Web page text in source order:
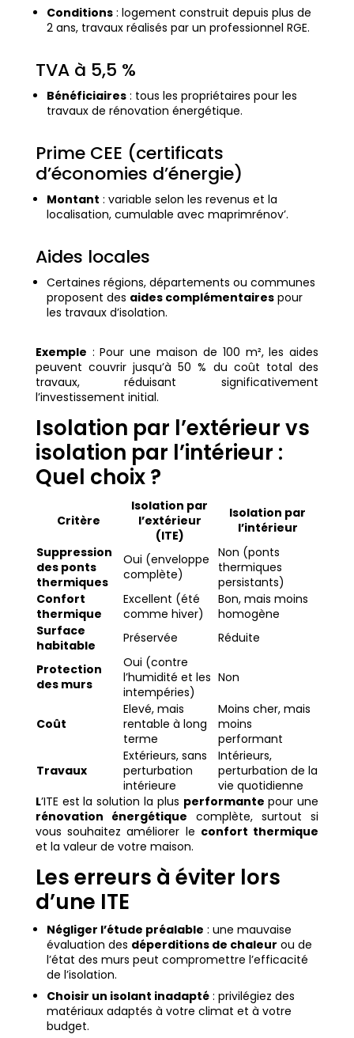
Conditions: logement construit depuis plus de
2 ans, travaux réalisés par un professionnel RGE.
TVA à 5,5 %
Bénéficiaires: tous les propriétaires pour les
travaux de rénovation énergétique.
Prime CEE (certificats
d’économies d’énergie)
Montant : variable selon les revenus et la
localisation, cumulable avec maprimrénov’.
Aides locales
Certaines régions, départements ou communes
proposent des aides complémentairespour
les travaux d’isolation.
Exemple : Pour une maison de 100 m², les aides
peuvent couvrir jusqu’à 50 % du coût total des
travaux, réduisant significativement
l’investissement initial.
Isolation par l’extérieur vs
isolation par l’intérieur :
Quel choix ?
Critère
Isolation par
l’extérieur
(ITE)
Isolation par
l’intérieur
Suppression
des ponts
thermiques
Oui (enveloppe
complète)
Non (ponts
thermiques
persistants)
Confort
thermique
Excellent (été
comme hiver)
Bon, mais moins
homogène
Surface
habitable
Préservée
Réduite
Protection
des murs
Oui (contre
l’humidité et les
intempéries)
Non
Coût
Elevé, mais
rentable à long
terme
Moins cher, mais
moins
performant
Travaux
Extérieurs, sans
perturbation
intérieure
Intérieurs,
perturbation de la
vie quotidienne
L’ITE est la solution la plus performante pour une
rénovation énergétique complète, surtout si
vous souhaitez améliorer le confort thermique
et la valeur de votre maison.
Les erreurs à éviter lors
d’une ITE
Négliger l’étude préalable : une mauvaise
évaluation des déperditions de chaleur ou de
l’état des murs peut compromettre l’efficacité
de l’isolation.
Choisir un isolant inadapté: privilégiez des
matériaux adaptés à votre climat et à votre
budget.